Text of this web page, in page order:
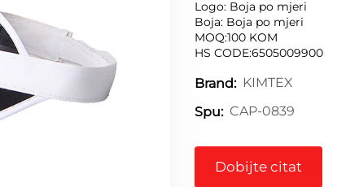
Logo: Boja po mjeri
Boja: Boja po mjeri
MOQ:100 KOM
HS CODE:6505009900
Brand: KIMTEX
Spu: CAP-0839
Dobijte citat